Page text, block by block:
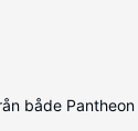
både